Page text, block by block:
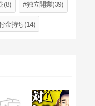
(8) 独立開業(39)
金持ち(14)